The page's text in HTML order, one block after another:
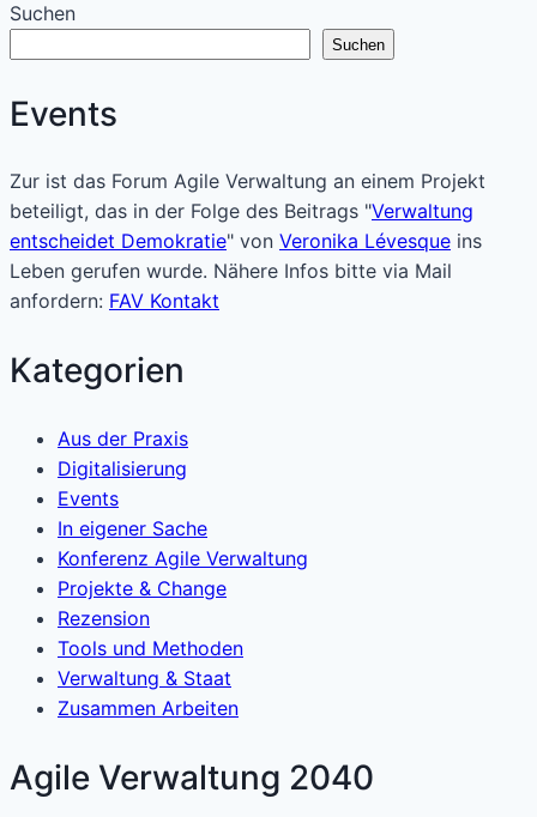
Suchen
Suchen
Events
Zur ist das Forum Agile Verwaltung an einem Projekt
beteiligt, das in der Folge des Beitrags "Verwaltung
entscheidet Demokratie" von Veronika Lévesque ins
Leben gerufen wurde. Nähere Infos bitte via Mail
anfordern: FAV Kontakt
Kategorien
Aus der Praxis
Digitalisierung
Events
In eigener Sache
Konferenz Agile Verwaltung
Projekte & Change
Rezension
Tools und Methoden
Verwaltung & Staat
Zusammen Arbeiten
Agile Verwaltung 2040